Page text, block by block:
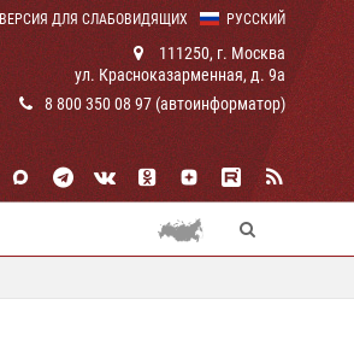
РУССКИЙ
ВЕРСИЯ ДЛЯ СЛАБОВИДЯЩИХ
111250, г. Москва
ул. Красноказарменная, д. 9а
8 800 350 08 97 (автоинформатор)